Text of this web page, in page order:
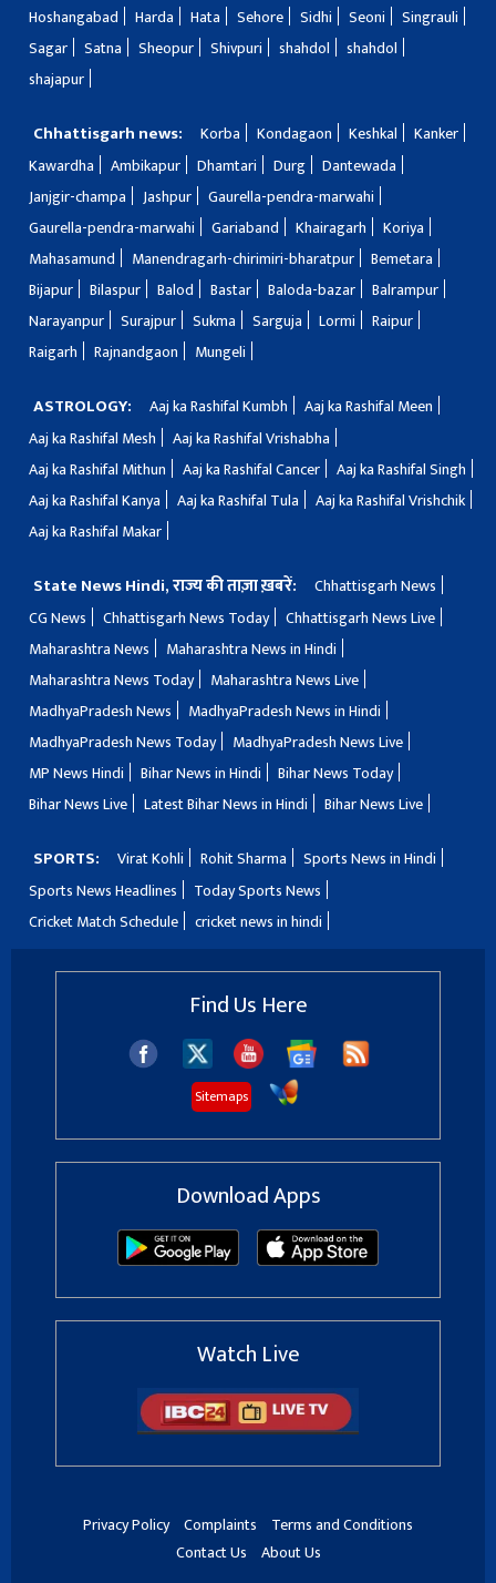
Hoshangabad
Harda Hata Sehore Sidhi Seoni
Singrauli
Sagar
Satna Sheopur Shivpuri shahdol
shahdol
shajapur
Chhattisgarh news: Korba Kondagaon Keshkal
Kanker
Kawardha
Ambikapur Dhamtari Durg
Dantewada
Janjgir-champa
Jashpur
Gaurella-pendra-marwahi
Gaurella-pendra-marwahi
Gariaband Khairagarh
Koriya
Mahasamund
Manendragarh-chirimiri-bharatpur
Bemetara
Bijapur
Bilaspur Balod Bastar Baloda-bazar
Balrampur
Narayanpur
Surajpur Sukma Sarguja Lormi
Raipur
Raigarh
Rajnandgaon Mungeli
ASTROLOGY: Aaj ka Rashifal Kumbh
Aaj ka Rashifal Meen
Aaj ka Rashifal Mesh
Aaj ka Rashifal Vrishabha
Aaj ka Rashifal Mithun
Aaj ka Rashifal Cancer
Aaj ka Rashifal Singh
Aaj ka Rashifal Kanya
Aaj ka Rashifal Tula
Aaj ka Rashifal Vrishchik
Aaj ka Rashifal Makar
State News Hindi, राज्य की ताज़ा ख़बरें:
Chhattisgarh News
CG News
Chhattisgarh News Today
Chhattisgarh News Live
Maharashtra News
Maharashtra News in Hindi
Maharashtra News Today
Maharashtra News Live
MadhyaPradesh News
MadhyaPradesh News in Hindi
MadhyaPradesh News Today
MadhyaPradesh News Live
MP News Hindi
Bihar News in Hindi
Bihar News Today
Bihar News Live
Latest Bihar News in Hindi Bihar News Live
SPORTS: Virat Kohli Rohit Sharma
Sports News in Hindi
Sports News Headlines
Today Sports News
Cricket Match Schedule
cricket news in hindi
Find Us Here
Sitemaps
Download Apps
Watch Live
Privacy Policy Complaints
Terms and Conditions
Contact Us
About Us